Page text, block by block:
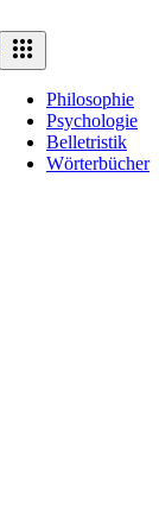
Philosophie
Psychologie
Belletristik
Wörterbücher